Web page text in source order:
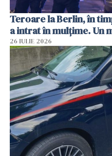
Teroare la Berlin, în
a intrat în mulțime. Un
26 IULIE 2026